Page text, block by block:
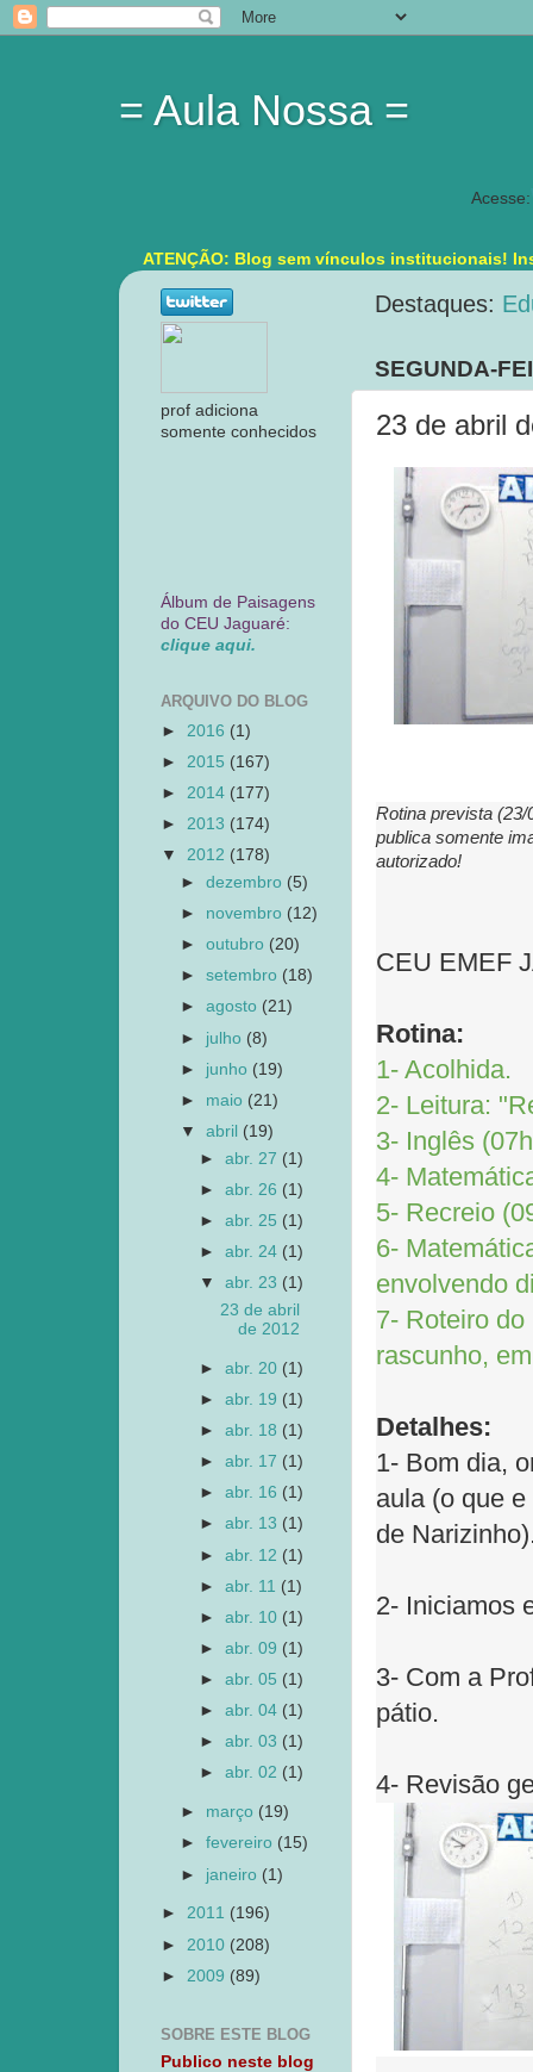
= Aula Nossa =
Acesse:
ATENÇÃO: Blog sem vínculos institucionais!
Destaques:
SEGUNDA-
23 de abril
Rotina prevista
publica somente
autorizado!
CEU EMEF
Rotina:
1- Acolhida.
2- Leitura:
3- Inglês
4-
5- Recreio
6-
envolvendo
7- Roteiro
rascunho,
Detalhes:
1- Bom dia,
aula (o que
de
2- Iniciamos
3- Com a
pátio.
4- Revisão
prof adiciona
somente conhecidos
Álbum de Paisagens
do CEU Jaguaré:
clique aqui.
ARQUIVO DO BLOG
► 2016 (1)
► 2015 (167)
► 2014 (177)
► 2013 (174)
▼ 2012 (178)
►dezembro (5)
► novembro (12)
►outubro (20)
►setembro (18)
►agosto (21)
► julho (8)
► junho (19)
► maio (21)
▼abril (19)
►abr. 27 (1)
►abr. 26 (1)
►abr. 25 (1)
►abr. 24 (1)
▼abr. 23 (1)
23 de abril
de 2012
►abr. 20 (1)
►abr. 19 (1)
►abr. 18 (1)
►abr. 17 (1)
►abr. 16 (1)
►abr. 13 (1)
►abr. 12 (1)
►abr. 11 (1)
►abr. 10 (1)
►abr. 09 (1)
►abr. 05 (1)
►abr. 04 (1)
►abr. 03 (1)
►abr. 02 (1)
► março (19)
►fevereiro (15)
► janeiro (1)
► 2011 (196)
► 2010 (208)
► 2009 (89)
SOBRE ESTE BLOG
Publico neste blog